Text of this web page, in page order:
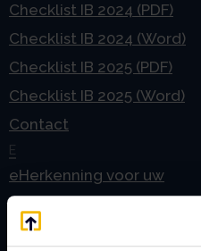
Checklist IB 2024 (PDF)
Checklist IB 2024 (Word)
Checklist IB 2025 (PDF)
Checklist IB 2025 (Word)
Contact
E
eHerkenning voor uw
Stamrecht BV
Emigratie